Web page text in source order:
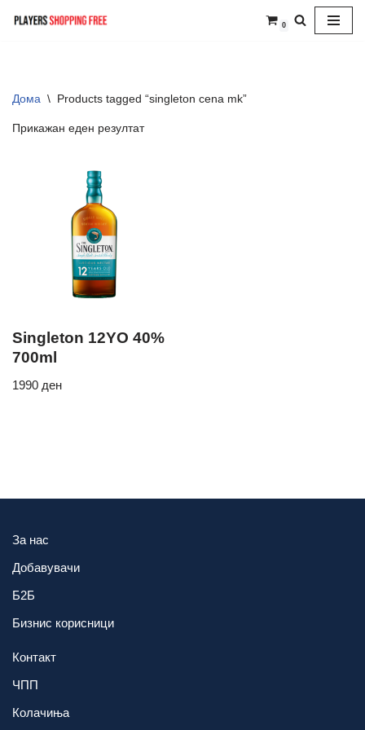
0
Дома \ Products tagged “singleton cena mk”
Прикажан еден резултат
Singleton 12YO 40%
700ml
1990 ден
За нас
Добавувачи
Б2Б
Бизнис корисници
Контакт
ЧПП
Колачиња